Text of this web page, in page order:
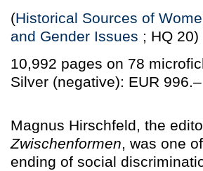
(Historical Sources of
and Gender Issues ; HQ 20)
10,992 pages on 78
Silver (negative): EUR 996.–
Magnus Hirschfeld, the
Zwischenformen, was one
ending of social